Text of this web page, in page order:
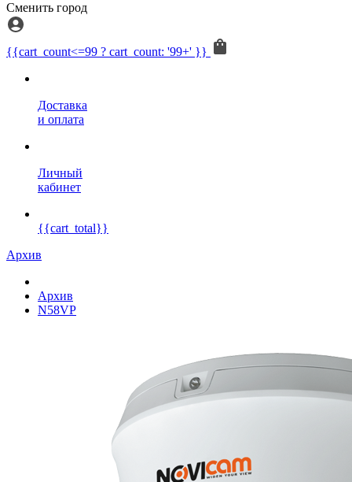
Сменить город
{{cart_count<=99 ? cart_count: '99+' }}
Доставка
и оплата
Личный
кабинет
{{cart_total}}
Архив
Архив
N58VP